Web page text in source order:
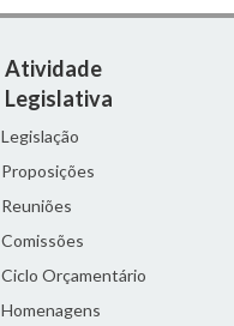
Atividade
Legislativa
Legislação
Proposições
Reuniões
Comissões
Ciclo Orçamentário
Homenagens